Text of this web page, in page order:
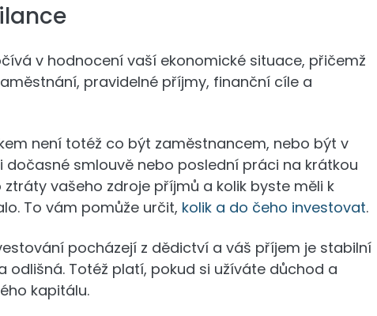
v hodnocení vaší ekonomické situace, přičemž
pravidelné příjmy, finanční cíle a
není totéž co být zaměstnancem, nebo být v
dočasné smlouvě nebo poslední práci na krátkou
ztráty vašeho zdroje příjmů a kolik byste měli k
To vám pomůže určit, kolik a do čeho investovat.
pocházejí z dědictví a váš příjem je stabilní
odlišná. Totéž platí, pokud si užíváte důchod a
kapitálu.